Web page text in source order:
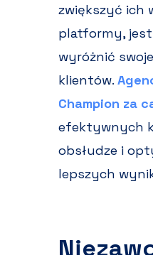
zwiększyć ich
platformy, jest
wyróżnić
klientów.
Champion za
efektywnych
obsłudze i
lepszych